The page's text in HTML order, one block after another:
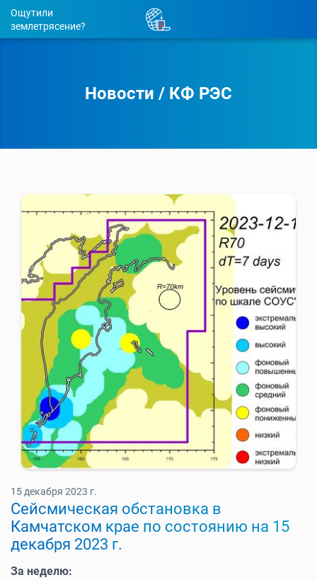
Ощутили
землетрясение?
Новости / КФ РЭС
15 декабря 2023 г.
Cейсмическая обстановка в
Камчатском крае по состоянию на 15
декабря 2023 г.
За неделю: